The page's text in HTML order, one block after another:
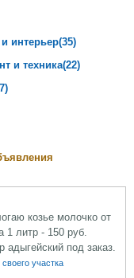
интерьер(35)
и техника(22)
козье молочко от
1 литр - 150 руб.
адыгейский под заказ.
участка